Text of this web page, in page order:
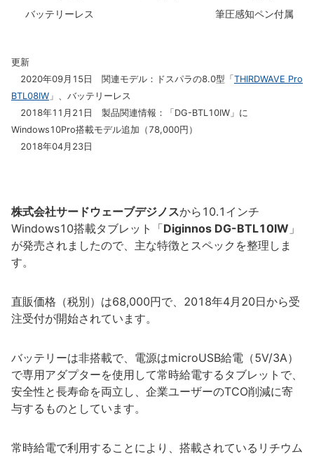
バッテリーレス
筆圧感知ペン付属
更新
2020年09月15日 関連モデル：ドスパラの8.0型「THIRDWAVE Pro
BTL08IW 」、バッテリーレス
2018年11月21日 製品関連情報：「DG-BTL10IW」に
Windows10Pro搭載モデル追加（78,000円）
2018年04月23日
株式会社サードウェーブデジノスから10.1インチ
Windows10搭載タブレット「Diginnos DG-BTL10IW 」
が発売されましたので、主な特徴とスペックを整理しま
す。
直販価格（税別）は68,000円で、2018年4月20日から受
注受付が開始されています。
バッテリーは非搭載で、電源はmicroUSB給電（5V/3A）
で専用アダプターを使用して常時給電するタブレットで、
安全性と長寿命を両立し、企業ユーザーのTCO削減に寄
与するものとしています。
常時給電で利用することにより、搭載されているリチウム